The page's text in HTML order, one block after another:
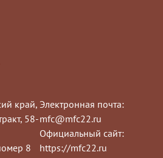
край,
58-
8
Электронная почта:
mfc@mfc22.ru
Официальный сайт:
https://mfc22.ru